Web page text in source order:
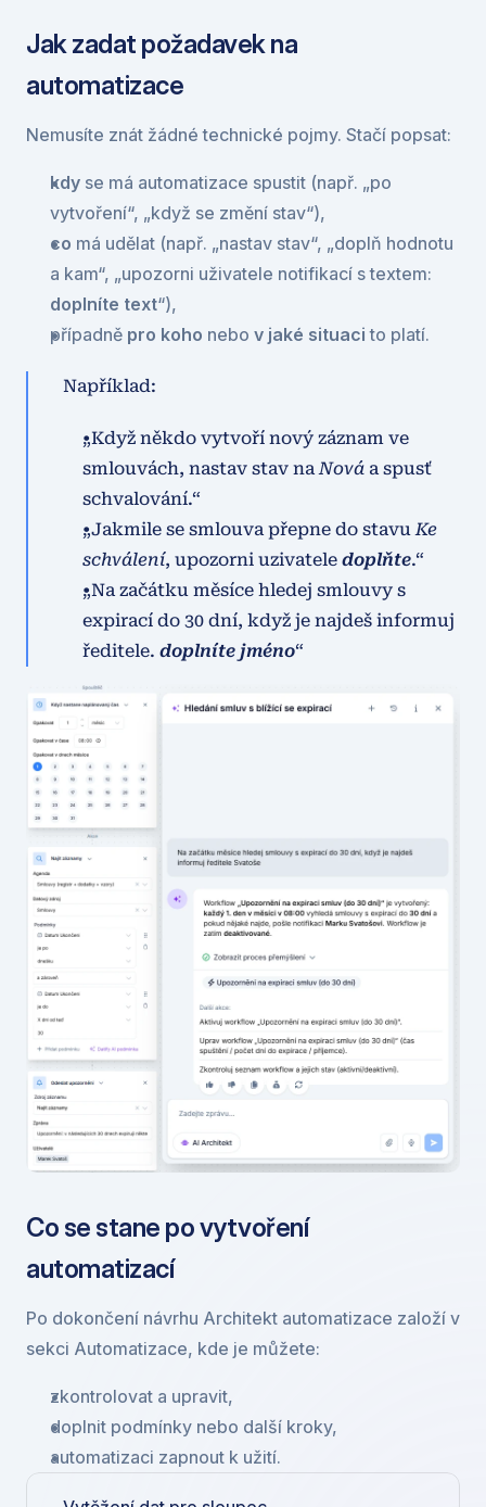
Jak zadat požadavek na
automatizace
Nemusíte znát žádné technické pojmy. Stačí popsat:
kdy se má automatizace spustit (např. „po
vytvoření“, „když se změní stav“),
co má udělat (např. „nastav stav“, „doplň hodnotu
doplníte text“),
případně pro koho nebo v jaké situaci to platí.
Například:
„Když někdo vytvoří nový záznam ve
smlouvách, nastav stav na Nová a spusť
schvalování.“
„Jakmile se smlouva přepne do stavu Ke
schválení, upozorni uzivatele doplňte.“
„Na začátku měsíce hledej smlouvy s
expirací do 30 dní, když je najdeš informuj
ředitele. doplníte jméno“
Co se stane po vytvoření
automatizací
Po dokončení návrhu Architekt automatizace založí v
sekci Automatizace, kde je můžete:
zkontrolovat a upravit,
doplnit podmínky nebo další kroky,
automatizaci zapnout k užití.